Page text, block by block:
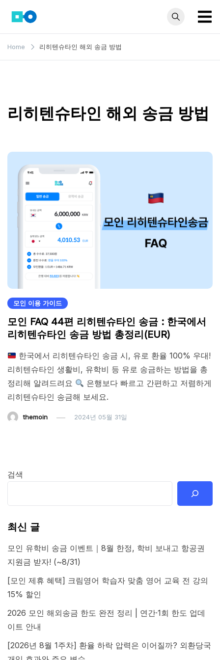
content
모인 해
외송금
Home 리히텐슈타인 해외 송금 방법
리히텐슈타인 해외 송금 방법
모인 이용 가이드
모인 FAQ 44편 리히텐슈타인 송금 : 한국에서
리히텐슈타인 송금 방법 총정리(EUR)
한국에서 리히텐슈타인 송금 시, 유로 환율 100% 우대!
리히텐슈타인 생활비, 유학비 등 유로 송금하는 방법을 총
정리해 알려드려요
은행보다 빠르고 간편하고 저렴하게
리히텐슈타인 송금해 보세요.
themoin 2024년 05월 31일
검색
최신 글
모인 유학비 송금 이벤트｜8월 한정, 학비 보내고 항공권
지원금 받자! (~8/31)
[모인 제휴 혜택] 크림영어 학습자 맞춤 영어 교육 전 강의
15% 할인
2026 모인 해외송금 한도 완전 정리 | 연간·1회 한도 업데
이트 안내
[2026년 8월 1주차] 환율 하락 압력은 이어질까? 외환당국